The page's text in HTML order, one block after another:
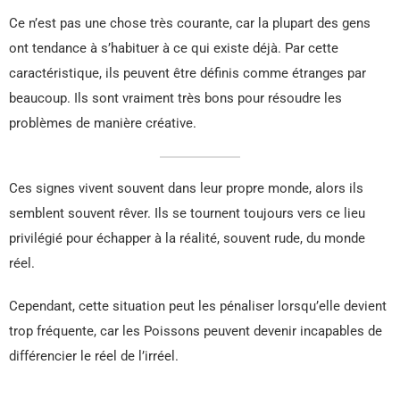
Ce n’est pas une chose très courante, car la plupart des gens
ont tendance à s’habituer à ce qui existe déjà. Par cette
caractéristique, ils peuvent être définis comme étranges par
beaucoup. Ils sont vraiment très bons pour résoudre les
problèmes de manière créative.
Ces signes vivent souvent dans leur propre monde, alors ils
semblent souvent rêver. Ils se tournent toujours vers ce lieu
privilégié pour échapper à la réalité, souvent rude, du monde
réel.
Cependant, cette situation peut les pénaliser lorsqu’elle devient
trop fréquente, car les Poissons peuvent devenir incapables de
différencier le réel de l’irréel.